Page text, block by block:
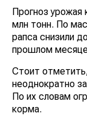
Прогноз урожая
млн тонн. По
рапса снизили
прошлом
Стоит
неоднократно
По их словам
корма.